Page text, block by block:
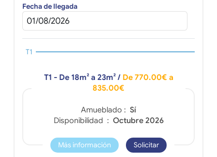
Fecha de llegada
T1
T1 - De 18m² a 23m² / De 770.00€ a
835.00€
Amueblado : Sí
Disponibilidad : Octubre 2026
Más información Solicitar